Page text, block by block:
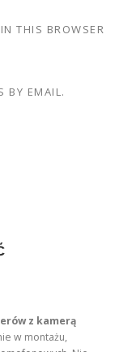
THIS BROWSER
BY EMAIL.
z kamerą
w montażu,